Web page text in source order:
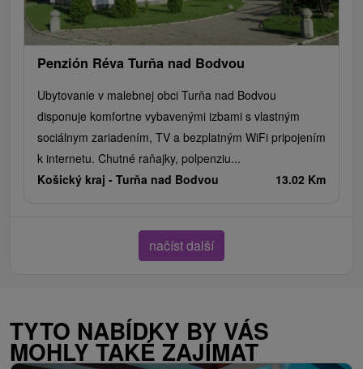
Penzión Réva Turňa nad Bodvou
Ubytovanie v malebnej obci Turňa nad Bodvou
disponuje komfortne vybavenými izbami s vlastným
sociálnym zariadením, TV a bezplatným WiFi pripojením
k internetu. Chutné raňajky, polpenziu...
Košický kraj - Turňa nad Bodvou 13.02 Km
načíst další
TYTO NABÍDKY BY VÁS
MOHLY TAKÉ ZAJÍMAT